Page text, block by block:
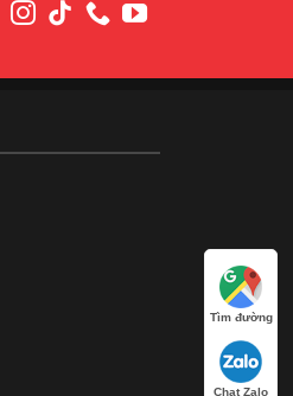
Tìm đường
Chat Zalo